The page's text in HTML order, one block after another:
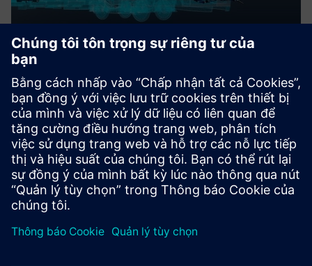
DXM service module
Khớp nối tự động là các thành phần quan trọng về an toàn.
Dịch vụ Dellner ConneXion and Monitoring (DXM) liên tục
đo lường các thông số hoạt động chính để cải thiện độ an
toàn và độ tin cậy bằng cách sử dụng cảm biến và thiết bị
t...
Tìm hiểu thêm